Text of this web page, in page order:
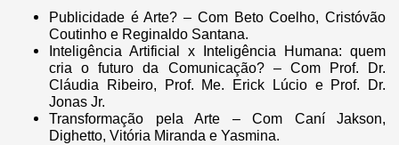
Publicidade é Arte? – Com Beto Coelho, Cristóvão
Coutinho e Reginaldo Santana.
Inteligência Artificial x Inteligência Humana: quem
cria o futuro da Comunicação? – Com Prof. Dr.
Cláudia Ribeiro, Prof. Me. Erick Lúcio e Prof. Dr.
Jonas Jr.
Transformação pela Arte – Com Caní Jakson,
Dighetto, Vitória Miranda e Yasmina.